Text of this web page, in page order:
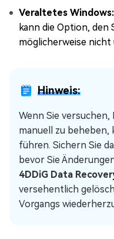
Veraltetes Windows:
kann die Option, den
möglicherweise
Hinweis:
Wenn Sie
manuell zu beheben,
führen. Sichern Sie
bevor Sie
4DDiG Data
versehentlich
Vorgangs